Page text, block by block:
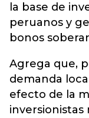
la base de
peruanos y
bonos
Agrega que,
demanda
efecto de la
inversionistas